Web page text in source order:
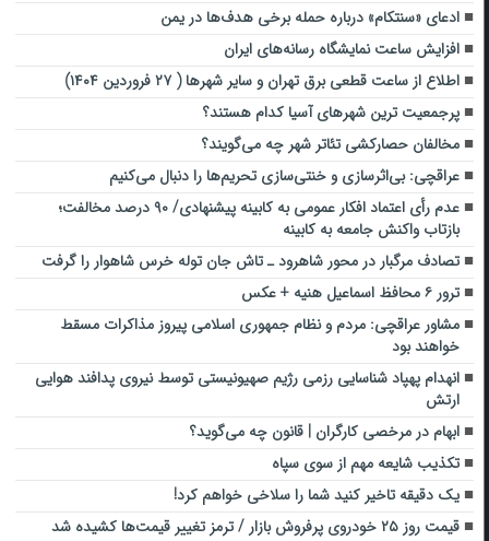
ادعای «سنتکام» درباره حمله برخی هدف‌ها در یمن
افزایش ساعت نمایشگاه رسانه‌های ایران
اطلاع از ساعت قطعی برق تهران و سایر شهرها ( ۲۷ فروردین ۱۴۰۴)
پرجمعیت ترین شهرهای آسیا کدام هستند؟
مخالفان حصارکشی تئاتر شهر چه می‌گویند؟
عراقچی: بی‌اثرسازی و خنتی‌سازی تحریم‌ها را دنبال می‌کنیم
عدم رأی اعتماد افکار عمومی به کابینه پیشنهادی/ ۹۰ درصد مخالفت؛
بازتاب واکنش جامعه به کابینه
تصادف مرگبار در محور شاهرود ـ تاش جان توله خرس شاهوار را گرفت
ترور ۶ محافظ اسماعیل هنیه + عکس
مشاور عراقچی: مردم و نظام جمهوری اسلامی پیروز مذاکرات مسقط
خواهند بود
انهدام پهپاد شناسایی رزمی رژیم صهیونیستی توسط نیروی پدافند هوایی
ارتش
ابهام در مرخصی کارگران | قانون چه می‌گوید؟
تکذیب شایعه مهم از سوی سپاه
یک دقیقه تاخیر کنید شما را سلاخی خواهم کرد!
قیمت روز ۲۵ خودروی پرفروش بازار / ترمز تغییر قیمت‌ها کشیده شد